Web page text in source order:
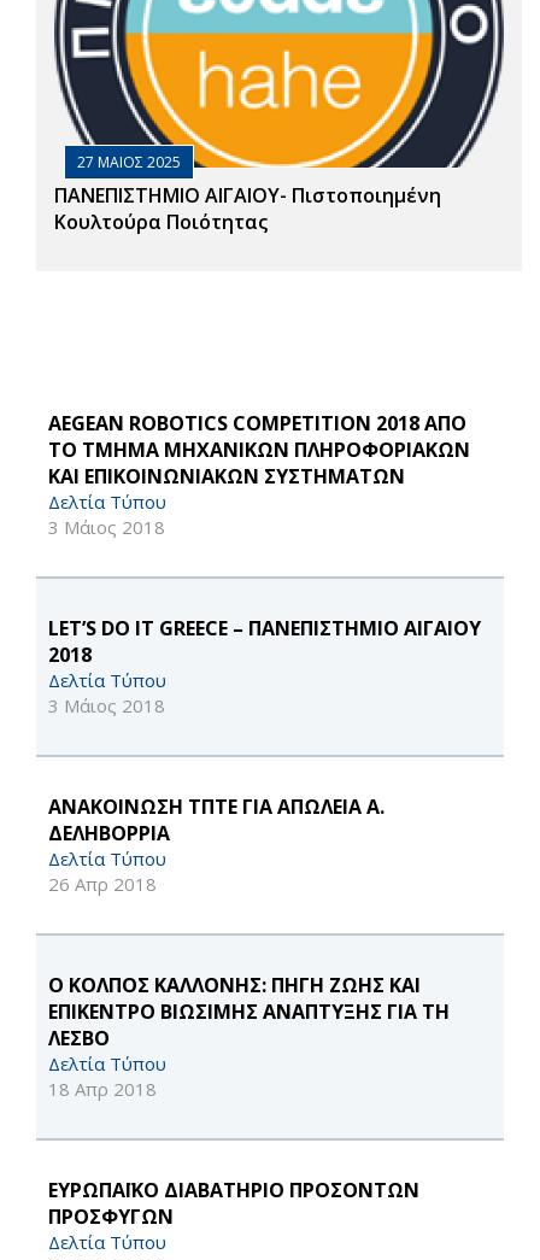
27 ΜΑΙΟΣ 2025
ΠΑΝΕΠΙΣΤΗΜΙΟ ΑΙΓΑΙΟΥ- Πιστοποιημένη
Κουλτούρα Ποιότητας
AEGEAN ROBOTICS COMPETITION 2018 ΑΠΟ
ΤΟ ΤΜΗΜΑ ΜΗΧΑΝΙΚΩΝ ΠΛΗΡΟΦΟΡΙΑΚΩΝ
ΚΑΙ ΕΠΙΚΟΙΝΩΝΙΑΚΩΝ ΣΥΣΤΗΜΑΤΩΝ
Δελτία Τύπου
3 Μάιος 2018
LET’S DO IT GREECE – ΠΑΝΕΠΙΣΤΗΜΙΟ ΑΙΓΑΙΟΥ
2018
Δελτία Τύπου
3 Μάιος 2018
ΑΝΑΚΟΙΝΩΣΗ ΤΠΤΕ ΓΙΑ ΑΠΩΛΕΙΑ Α.
ΔΕΛΗΒΟΡΡΙΑ
Δελτία Τύπου
26 Απρ 2018
Ο ΚΟΛΠΟΣ ΚΑΛΛΟΝΗΣ: ΠΗΓΗ ΖΩΗΣ ΚΑΙ
ΕΠΙΚΕΝΤΡΟ ΒΙΩΣΙΜΗΣ ΑΝΑΠΤΥΞΗΣ ΓΙΑ ΤΗ
ΛΕΣΒΟ
Δελτία Τύπου
18 Απρ 2018
ΕΥΡΩΠΑΪΚΟ ΔΙΑΒΑΤΗΡΙΟ ΠΡΟΣΟΝΤΩΝ
ΠΡΟΣΦΥΓΩΝ
Δελτία Τύπου